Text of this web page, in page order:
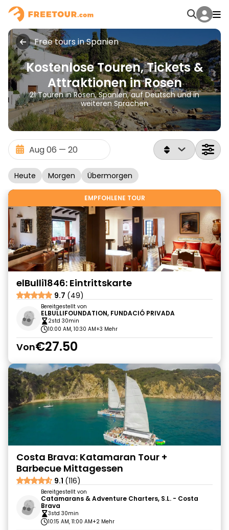
Free tours in Spanien
Kostenlose Touren, Tickets &
Attraktionen in Rosen
21 Touren in Rosen, Spanien, auf Deutsch und in
weiteren Sprachen
Heute Morgen Übermorgen
EMPFOHLENE TOUR
elBulli1846: Eintrittskarte
9.7 (49)
Bereitgestellt von
ELBULLIFOUNDATION, FUNDACIÓ PRIVADA
2std 30min
10:00 AM, 10:30 AM+3 Mehr
Von€27.50
Costa Brava: Katamaran Tour +
Barbecue Mittagessen
9.1 (116)
Bereitgestellt von
Catamarans & Adventure Charters, S.L. - Costa
Brava
3std 30min
10:15 AM, 11:00 AM+2 Mehr